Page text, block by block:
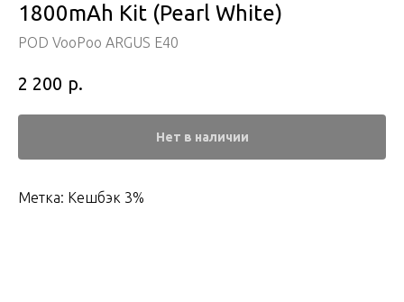
1800mAh Kit (Pearl White)
POD VooPoo ARGUS E40
2 200 р.
Нет в наличии
Метка: Кешбэк 3%